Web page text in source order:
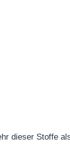
dieser Stoffe